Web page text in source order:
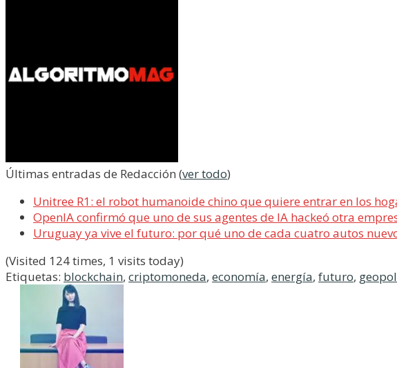
Últimas entradas de Redacción (ver todo)
Unitree R1: el robot humanoide chino que quiere entrar en los
OpenIA confirmó que uno de sus agentes de IA hackeó otra
Uruguay ya vive el futuro: por qué uno de cada cuatro autos
(Visited 124 times, 1 visits today)
Etiquetas: blockchain, criptomoneda, economía, energía, futuro,